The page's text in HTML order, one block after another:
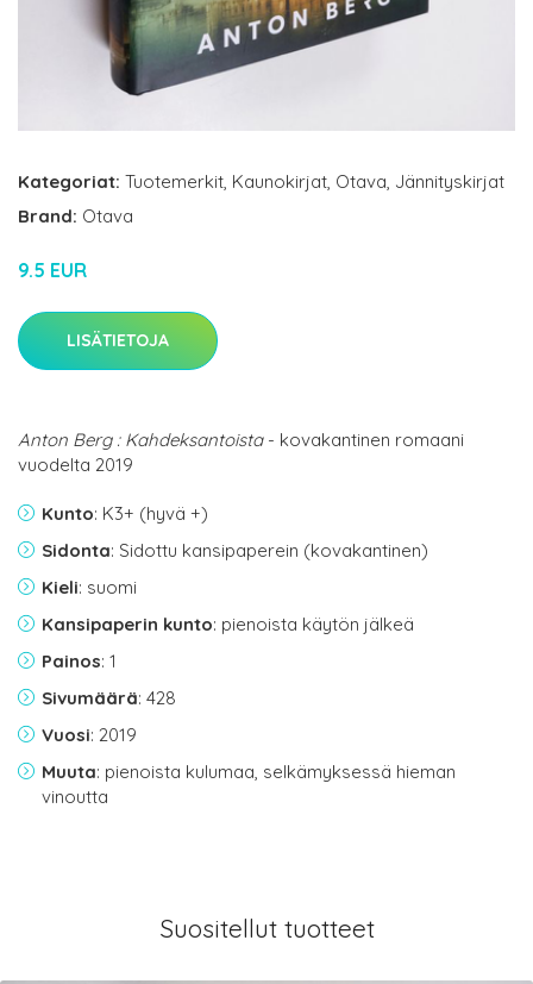
Kategoriat: Tuotemerkit, Kaunokirjat, Otava, Jännityskirjat
Brand: Otava
9.5 EUR
LISÄTIETOJA
Anton Berg : Kahdeksantoista- kovakantinen romaani
vuodelta 2019
Kunto: K3+ (hyvä +)
Sidonta: Sidottu kansipaperein (kovakantinen)
Kieli: suomi
Kansipaperin kunto: pienoista käytön jälkeä
Painos: 1
Sivumäärä: 428
Vuosi: 2019
Muuta: pienoista kulumaa, selkämyksessä hieman
vinoutta
Suositellut tuotteet